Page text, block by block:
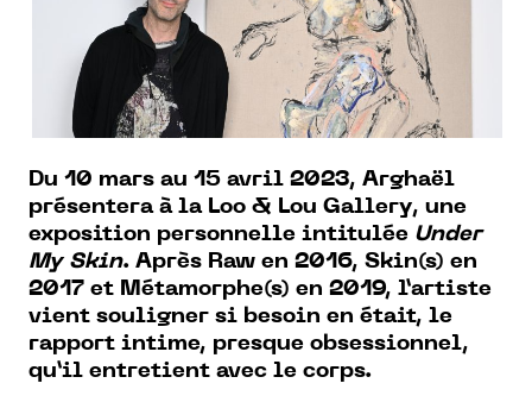
Du 10 mars au 15 avril 2023, Arghaël
présentera à la Loo & Lou Gallery, une
exposition personnelle intitulée Under
My Skin. Après Raw en 2016, Skin(s) en
2017 et Métamorphe(s) en 2019, l’artiste
vient souligner si besoin en était, le
rapport intime, presque obsessionnel,
qu’il entretient avec le corps.